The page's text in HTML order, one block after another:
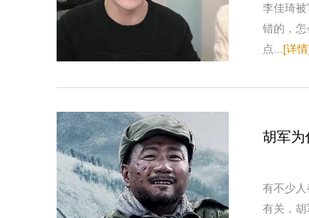
李佳琦
错的，
点... [详
胡军为
有不少
有关，